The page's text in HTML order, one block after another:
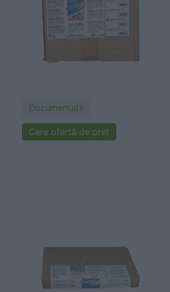
Documentaţii
Cere ofertă de preț